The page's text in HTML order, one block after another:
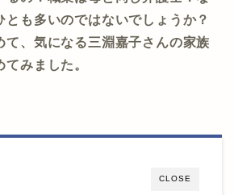
とも多いのではないでしょうか？
て、気になる三淵嘉子さんの家族
みました。
CLOSE